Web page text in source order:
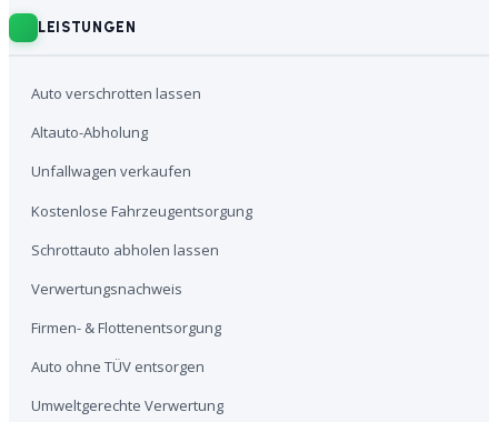
LEISTUNGEN
Auto verschrotten lassen
Altauto-Abholung
Unfallwagen verkaufen
Kostenlose Fahrzeugentsorgung
Schrottauto abholen lassen
Verwertungsnachweis
Firmen- & Flottenentsorgung
Auto ohne TÜV entsorgen
Umweltgerechte Verwertung